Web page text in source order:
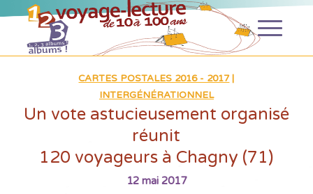
CARTES POSTALES 2016 - 2017|
INTERGÉNÉRATIONNEL
Un vote astucieusement organisé
réunit
120 voyageurs à Chagny (71)
12 mai 2017